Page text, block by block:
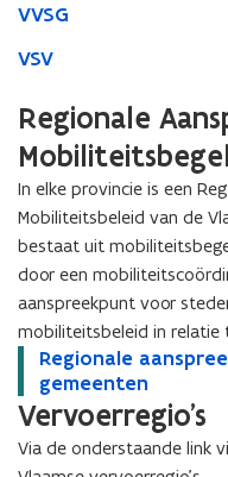
VVSG
VSV
Regionale
In elke provincie is een
Mobiliteitsbeleid van de
bestaat uit
door een
aanspreekpunt voor
mobiliteitsbeleid in relatie
R
e
g
i
o
Regionale
gemeenten
R
e
g
i
o
Vervoerregio's
Via de onderstaande link